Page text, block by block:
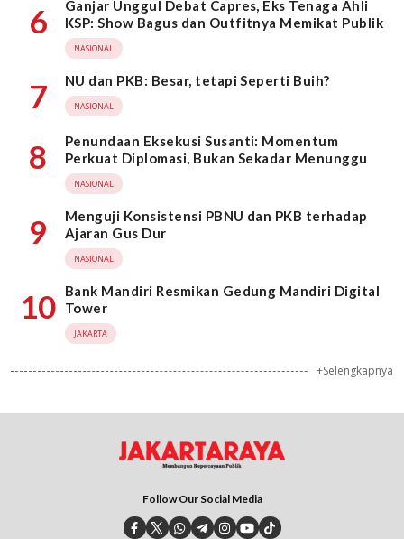
6
Ganjar Unggul Debat Capres, Eks Tenaga Ahli
KSP: Show Bagus dan Outfitnya Memikat Publik
NASIONAL
7 NU dan PKB: Besar, tetapi Seperti Buih?
NASIONAL
8
Penundaan Eksekusi Susanti: Momentum
Perkuat Diplomasi, Bukan Sekadar Menunggu
NASIONAL
9
Menguji Konsistensi PBNU dan PKB terhadap
Ajaran Gus Dur
NASIONAL
10
Bank Mandiri Resmikan Gedung Mandiri Digital
Tower
JAKARTA
+Selengkapnya
Follow Our Social Media